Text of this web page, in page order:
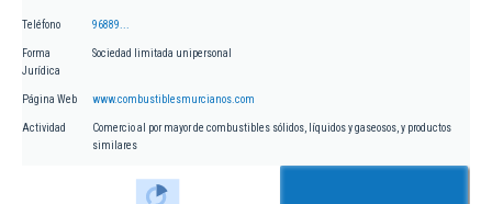
Teléfono 96889...
Forma
Jurídica
Sociedad limitada unipersonal
Página Web www.combustiblesmurcianos.com
Actividad
Comercio al por mayor de combustibles sólidos, líquidos y gaseosos, y productos
similares